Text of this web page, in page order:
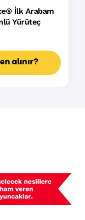
İlk Arabam
Yürüteç
alınır?